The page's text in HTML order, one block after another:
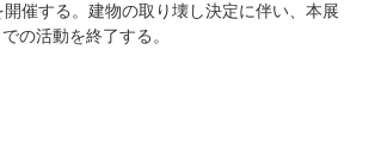
催する。建物の取り壊し決定に伴い、本展
の活動を終了する。